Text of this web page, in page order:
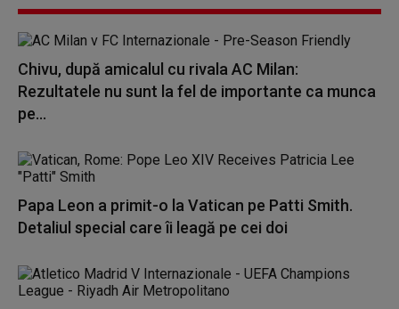
Chivu, după amicalul cu rivala AC Milan:
Rezultatele nu sunt la fel de importante ca munca
pe...
Papa Leon a primit-o la Vatican pe Patti Smith.
Detaliul special care îi leagă pe cei doi